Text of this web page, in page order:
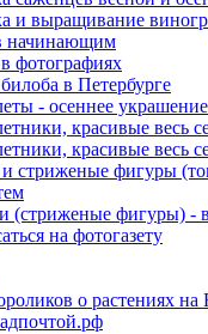
и выращивание
начинающим
фотографиях
в Петербурге
- осеннее
красивые весь
красивые весь
стриженые фигуры
(стриженые фигуры) -
на фотогазету
о растениях на